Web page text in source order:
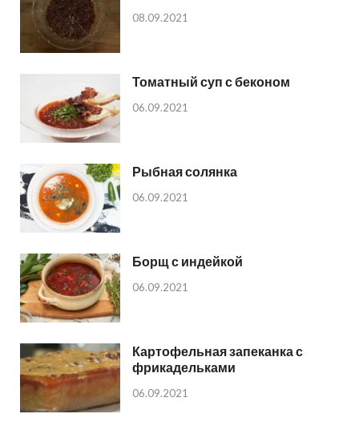
08.09.2021
Томатный суп с беконом
06.09.2021
Рыбная солянка
06.09.2021
Борщ с индейкой
06.09.2021
Картофельная запеканка с
фрикадельками
06.09.2021